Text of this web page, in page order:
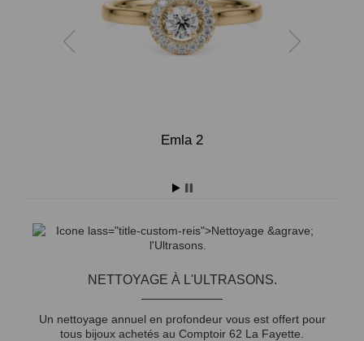
Emla 2
NETTOYAGE À L'ULTRASONS.
Un nettoyage annuel en profondeur vous est offert pour
tous bijoux achetés au Comptoir 62 La Fayette.